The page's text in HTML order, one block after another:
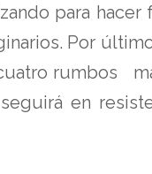
para hacer
Por
rumbos
en